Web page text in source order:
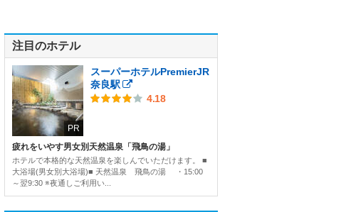
注目のホテル
PR
スーパーホテルPremierJR
奈良駅
4.18
疲れをいやす男女別天然温泉「飛鳥の湯」
ホテルで本格的な天然温泉を楽しんでいただけます。 ■
大浴場(男女別大浴場)■ 天然温泉 飛鳥の湯 ・15:00
～翌9:30 ※夜通しご利用い...